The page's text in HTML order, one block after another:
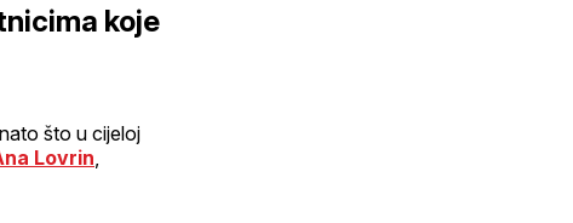
koje
što u cijeloj
Lovrin